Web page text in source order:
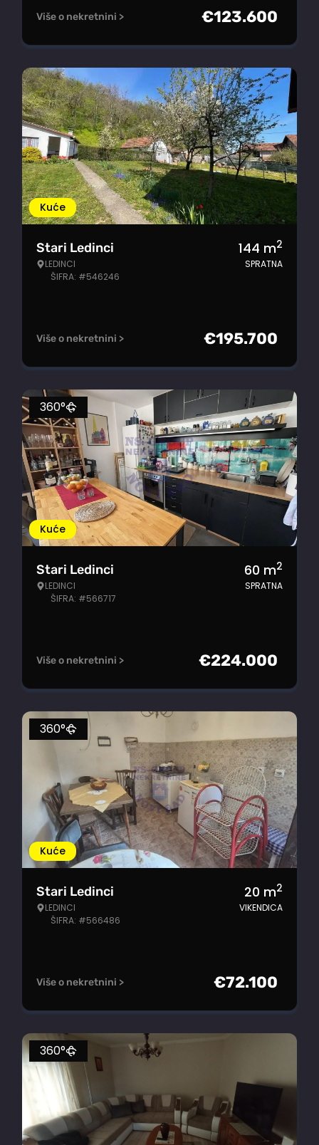
Više o nekretnini > €123.600
Kuće
Stari Ledinci
LEDINCI
ŠIFRA: #546246
144 m2
SPRATNA
Više o nekretnini > €195.700
Kuće
360°
Stari Ledinci
LEDINCI
ŠIFRA: #566717
60 m2
SPRATNA
Više o nekretnini > €224.000
Kuće
360°
Stari Ledinci
LEDINCI
ŠIFRA: #566486
20 m2
VIKENDICA
Više o nekretnini > €72.100
360°